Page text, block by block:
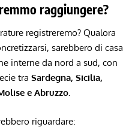
raggiungere?
registreremo? Qualora
sarebbero di casa
interne da nord a sud, con
tra Sardegna, Sicilia,
e Abruzzo.
riguardare: